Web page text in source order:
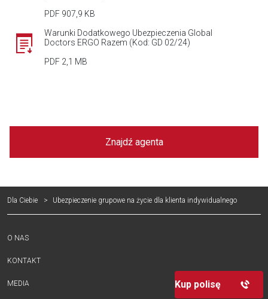
PDF 907,9 KB
Warunki Dodatkowego Ubezpieczenia Global
Doctors ERGO Razem (Kod: GD 02/24)
PDF 2,1 MB
Znajdź agenta
Dla Ciebie Ubezpieczenie grupowe na życie dla klienta indywidualnego
O NAS
KONTAKT
MEDIA Kup polisę